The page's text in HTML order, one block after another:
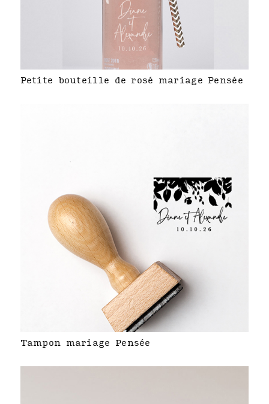
Petite bouteille de rosé mariage Pensée
Tampon mariage Pensée